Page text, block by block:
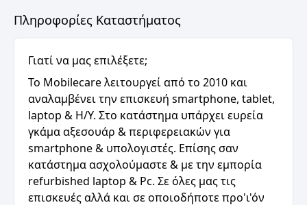
Πληροφορίες Καταστήματος
Γιατί να μας επιλέξετε;
Το Mobilecare λειτουργεί από το 2010 και
αναλαμβένει την επισκευή smartphone, tablet,
laptop & H/Y. Στο κατάστημα υπάρχει ευρεία
γκάμα αξεσουάρ & περιφερειακών για
smartphone & υπολογιστές. Επίσης σαν
κατάστημα ασχολούμαστε & με την εμπορία
refurbished laptop & Pc. Σε όλες μας τις
επισκευές αλλά και σε οποιοδήποτε προ'ι'όν